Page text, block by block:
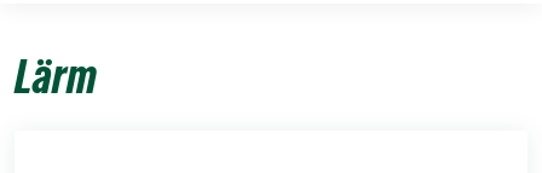
Lärm